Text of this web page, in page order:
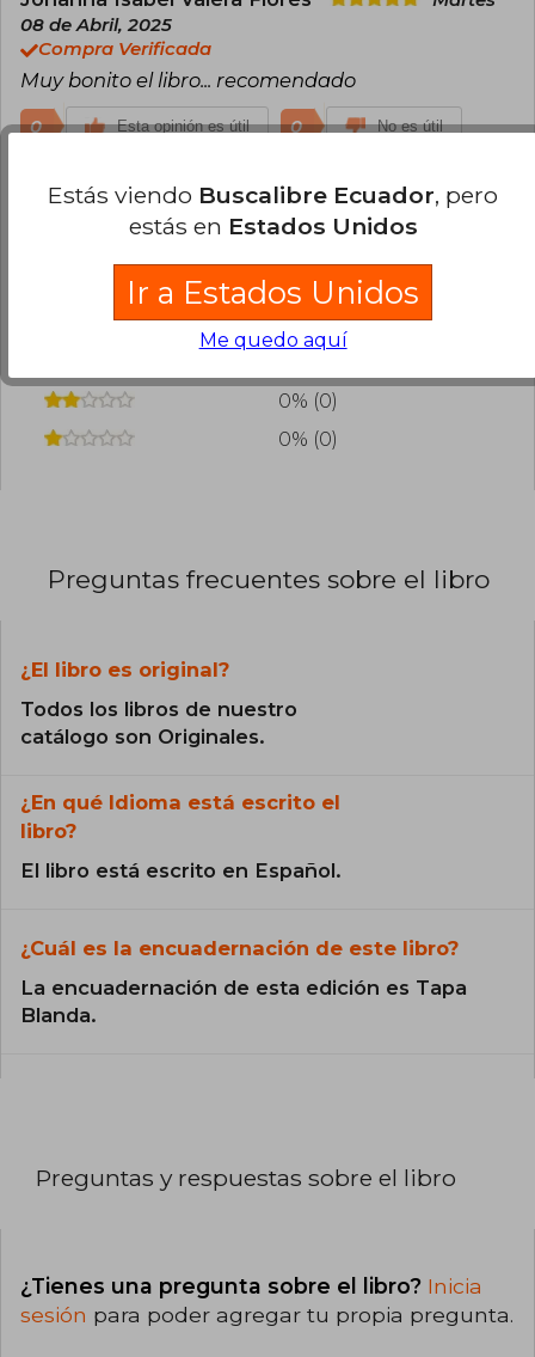
08 de Abril, 2025
Compra Verificada
Muy bonito el libro... recomendado
0 Esta opinión es útil 0 No es útil
¿Leíste este libro? Inicia sesiónpara poder
agregar tu propia evaluación.
100% (1)
0% (0)
0% (0)
0% (0)
Preguntas frecuentes sobre el libro
¿El libro es original?
Todos los libros de nuestro
catálogo son Originales.
¿En qué Idioma está escrito el
libro?
El libro está escrito en Español.
¿Cuál es la encuadernación de este libro?
La encuadernación de esta edición es Tapa
Blanda.
Preguntas y respuestas sobre el libro
¿Tienes una pregunta sobre el libro? Inicia
sesión para poder agregar tu propia pregunta.
Estás viendo Buscalibre Ecuador, pero
estás en Estados Unidos
Ir a Estados Unidos
Me quedo aquí